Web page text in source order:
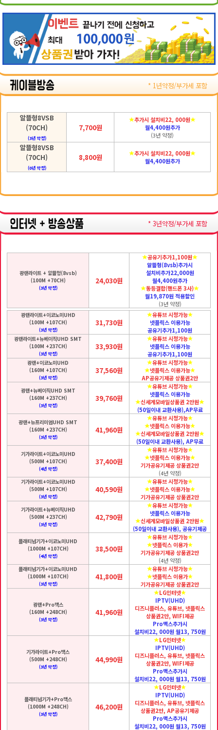
* 1년약정/부가세 포함
알뜰형8VSB
(70CH)
(3년 약정)
7,700원
추가시 설치비22, 000원
월4,400원추가
(3년 약정)
알뜰형8VSB
(70CH)
(0년 약정)
8,800원
추가시 설치비22, 000원
월4,400원추가
* 3년약정/부가세 포함
광랜라이트 + 알뜰형(8vsb)
(100M +70CH)
(3년 약정)
24,030원
공유기추가1,100원
알뜰형(8vsb)추가시
설치비추가22,000원
월4,400원추가
동등결합(핸드폰 3사)
월19,870원 적용할인
(3년 약정)
광랜라이트+이코노미UHD
(100M +107CH)
(3년 약정)
31,730원
유튜브 시청가능
넷플릭스 이용가능
공유기추가1,100원
광랜라이트+뉴베이직UHD SMT
(100M +237CH)
(3년 약정)
33,930원
유튜브 시청가능
넷플릭스 이용가능
공유기추가1,100원
광랜+이코노미UHD
(160M +107CH)
(3년 약정)
37,560원
유튜브 시청가능
넷플릭스 이용가능
AP공유기제공 상품권2만
광랜+뉴베이직UHD SMT
(160M +237CH)
(3년 약정)
39,760원
유튜브 시청가능
넷플릭스 이용가능
신세계모바일상품권 2만원
(50일이내 교환사용),AP무료
광랜+뉴프리미엄UHD SMT
(160M +237CH)
(3년 약정)
41,960원
유튜브 시청가능
넷플릭스 이용가능
신세계모바일상품권 2만원
(50일이내 교환사용), AP무료
기가라이트+이코노미UHD
(500M +107CH)
(4년 약정)
37,400원
유튜브 시청가능
넷플릭스 이용가능
기가공유기제공 상품권2만
(4년 약정)
기가라이트+이코노미UHD
(500M +107CH)
(3년 약정)
40,590원
유튜브 시청가능
넷플릭스 이용가능
기가공유기제공 상품권2만
기가라이트+뉴베이직UHD
(500M +237CH)
(3년 약정)
42,790원
유튜브 시청가능
넷플릭스 이용가능
신세계모바일상품권 2만원
(50일이내 교환사용), 공유기제공
플래티넘기가+이코노미UHD
(1000M +107CH)
(4년 약정)
38,500원
유튜브 시청가능
넷플릭스 이용가
기가공유기제공 상품권2만
(4년 약정)
플래티넘기가+이코노미UHD
(1000M +107CH)
(3년 약정)
41,800원
유튜브 시청가능
넷플릭스 이용가
기가공유기제공 상품권2만
광랜+Pro맥스
(160M +248CH)
(3년 약정)
41,960원
LG인터넷
IPTV(UHD)
디즈니플러스, 유튜브, 넷플릭스
상품권2만, WIFI제공
Pro맥스추가시
설치비22, 000원 월13, 750원
기가라이트+Pro맥스
(500M +248CH)
(3년 약정)
44,990원
LG인터넷
IPTV(UHD)
디즈니플러스, 유튜브, 넷플릭스
상품권2만, WIFI제공
Pro맥스추가시
설치비22, 000원 월13, 750원
플래티넘기가+Pro맥스
(1000M +248CH)
(3년 약정)
46,200원
LG인터넷
IPTV(UHD)
디즈니플러스, 유튜브, 넷플릭스
상품권2만, AP공유기제공
Pro맥스추가시
설치비22, 000원 월13, 750원